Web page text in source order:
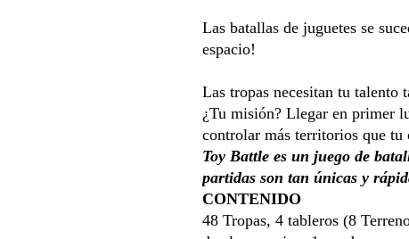
Las batallas de juguetes se
espacio!
Las tropas necesitan tu talento
¿Tu misión? Llegar en primer
controlar más territorios que tu
Toy Battle es un juego de
partidas son tan únicas y
CONTENIDO
48 Tropas, 4 tableros (8